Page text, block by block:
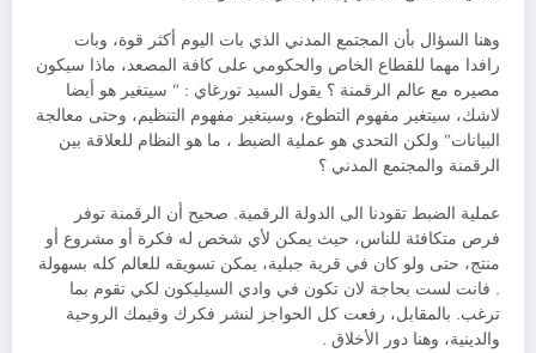
وهنا السؤال بأن المجتمع المدني الذي بات اليوم أكثر قوة، وبات
رافدا مهما للقطاع الخاص والحكومي على كافة المصعد، ماذا سيكون
مصيره مع عالم الرقمنة ؟ يقول السيد تورغاي : ” سيتغير هو أيضا
لاشك، سيتغير مفهوم التطوع، وسيتغير مفهوم التنظيم، وحتى معالجة
البيانات” ولكن التحدي هو عملية الضبط ، ما هو النظام للعلاقة بين
الرقمنة والمجتمع المدني ؟
عملية الضبط تقودنا الى الدولة الرقمية. صحيح أن الرقمنة توفر
فرص متكافئة للناس، حيث يمكن لأي شخص له فكرة أو مشروع أو
منتج، حتى ولو كان في قرية جبلية، يمكن تسويقه للعالم كله بسهولة
. فانت لست بحاجة لان تكون في وادي السيليكون لكي تقوم بما
ترغب. بالمقابل، رفعت كل الحواجز لنشر فكرك وقيمك الروحية
والدينية، وهنا دور الأخلاق .